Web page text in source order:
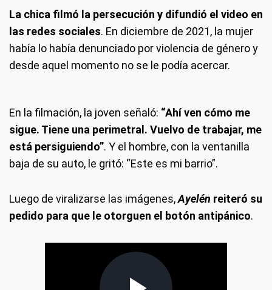
La chica filmó la persecución y difundió el video en
las redes sociales. En diciembre de 2021, la mujer
había lo había denunciado por violencia de género y
desde aquel momento no se le podía acercar.
En la filmación, la joven señaló: “Ahí ven cómo me
sigue. Tiene una perimetral. Vuelvo de trabajar, me
está persiguiendo”. Y el hombre, con la ventanilla
baja de su auto, le gritó: “Este es mi barrio”.
Luego de viralizarse las imágenes,Ayelén reiteró su
pedido para que le otorguen el botón antipánico.